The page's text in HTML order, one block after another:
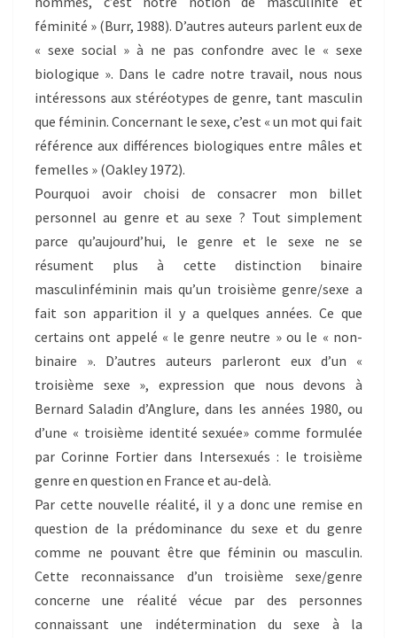
féminité » (Burr, 1988). D’autres auteurs parlent eux de
« sexe social » à ne pas confondre avec le « sexe
biologique ». Dans le cadre notre travail, nous nous
intéressons aux stéréotypes de genre, tant masculin
que féminin. Concernant le sexe, c’est « un mot qui fait
référence aux différences biologiques entre mâles et
femelles » (Oakley 1972).
Pourquoi avoir choisi de consacrer mon billet
personnel au genre et au sexe ? Tout simplement
parce qu’aujourd’hui, le genre et le sexe ne se
résument plus à cette distinction binaire
masculinféminin mais qu’un troisième genre/sexe a
fait son apparition il y a quelques années. Ce que
certains ont appelé « le genre neutre » ou le « non-
binaire ». D’autres auteurs parleront eux d’un «
troisième sexe », expression que nous devons à
Bernard Saladin d’Anglure, dans les années 1980, ou
d’une « troisième identité sexuée» comme formulée
par Corinne Fortier dans Intersexués : le troisième
genre en question en France et au-delà.
Par cette nouvelle réalité, il y a donc une remise en
question de la prédominance du sexe et du genre
comme ne pouvant être que féminin ou masculin.
Cette reconnaissance d’un troisième sexe/genre
concerne une réalité vécue par des personnes
connaissant une indétermination du sexe à la